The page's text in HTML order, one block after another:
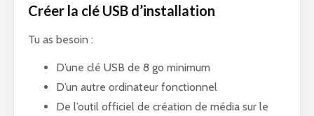
Créer la clé USB d’installation
Tu as besoin :
D’une clé USB de 8 go minimum
D’un autre ordinateur fonctionnel
De l’outil officiel de création de média sur le